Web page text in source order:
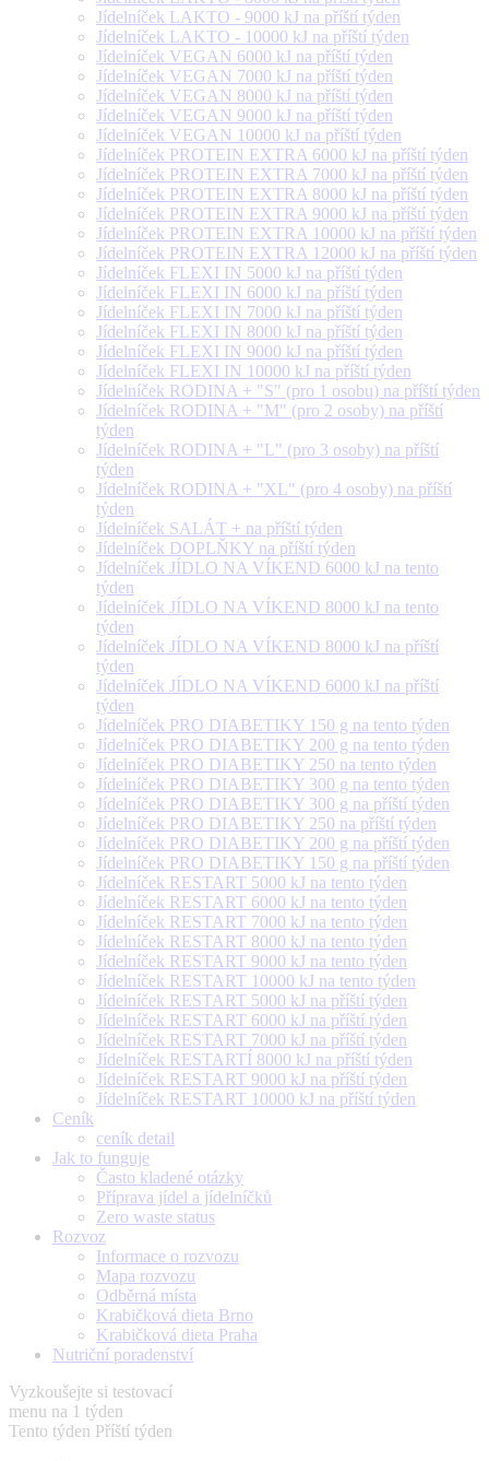
Jídelníček LAKTO - 9000 kJ na příští týden
Jídelníček LAKTO - 10000 kJ na příští týden
Jídelníček VEGAN 6000 kJ na příští týden
Jídelníček VEGAN 7000 kJ na příští týden
Jídelníček VEGAN 8000 kJ na příští týden
Jídelníček VEGAN 9000 kJ na příští týden
Jídelníček VEGAN 10000 kJ na příští týden
Jídelníček PROTEIN EXTRA 6000 kJ na příští týden
Jídelníček PROTEIN EXTRA 7000 kJ na příští týden
Jídelníček PROTEIN EXTRA 8000 kJ na příští týden
Jídelníček PROTEIN EXTRA 9000 kJ na příští týden
Jídelníček PROTEIN EXTRA 10000 kJ na příští týden
Jídelníček PROTEIN EXTRA 12000 kJ na příští týden
Jídelníček FLEXI IN 5000 kJ na příští týden
Jídelníček FLEXI IN 6000 kJ na příští týden
Jídelníček FLEXI IN 7000 kJ na příští týden
Jídelníček FLEXI IN 8000 kJ na příští týden
Jídelníček FLEXI IN 9000 kJ na příští týden
Jídelníček FLEXI IN 10000 kJ na příští týden
Jídelníček RODINA + "S" (pro 1 osobu) na příští týden
Jídelníček RODINA + "M" (pro 2 osoby) na příští
týden
Jídelníček RODINA + "L" (pro 3 osoby) na příští
týden
Jídelníček RODINA + "XL" (pro 4 osoby) na příští
týden
Jídelníček SALÁT + na příští týden
Jídelníček DOPLŇKY na příští týden
Jídelníček JÍDLO NA VÍKEND 6000 kJ na tento
týden
Jídelníček JÍDLO NA VÍKEND 8000 kJ na tento
týden
Jídelníček JÍDLO NA VÍKEND 8000 kJ na příští
týden
Jídelníček JÍDLO NA VÍKEND 6000 kJ na příští
týden
Jídelníček PRO DIABETIKY 150 g na tento týden
Jídelníček PRO DIABETIKY 200 g na tento týden
Jídelníček PRO DIABETIKY 250 na tento týden
Jídelníček PRO DIABETIKY 300 g na tento týden
Jídelníček PRO DIABETIKY 300 g na příští týden
Jídelníček PRO DIABETIKY 250 na příští týden
Jídelníček PRO DIABETIKY 200 g na příští týden
Jídelníček PRO DIABETIKY 150 g na příští týden
Jídelníček RESTART 5000 kJ na tento týden
Jídelníček RESTART 6000 kJ na tento týden
Jídelníček RESTART 7000 kJ na tento týden
Jídelníček RESTART 8000 kJ na tento týden
Jídelníček RESTART 9000 kJ na tento týden
Jídelníček RESTART 10000 kJ na tento týden
Jídelníček RESTART 5000 kJ na příští týden
Jídelníček RESTART 6000 kJ na příští týden
Jídelníček RESTART 7000 kJ na příští týden
Jídelníček RESTARTÍ 8000 kJ na příští týden
Jídelníček RESTART 9000 kJ na příští týden
Jídelníček RESTART 10000 kJ na příští týden
Ceník
ceník detail
Jak to funguje
Často kladené otázky
Příprava jídel a jídelníčků
Zero waste status
Rozvoz
Informace o rozvozu
Mapa rozvozu
Odběrná místa
Krabičková dieta Brno
Krabičková dieta Praha
Nutriční poradenství
Vyzkoušejte si testovací
menu na 1 týden
Tento týden Příští týden